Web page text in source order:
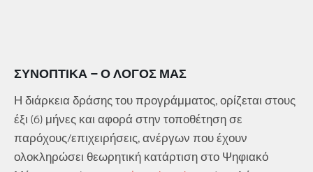
ΣΥΝΟΠΤΙΚΆ – Ο ΛΌΓΟΣ ΜΑΣ
Η διάρκεια δράσης του προγράμματος, ορίζεται στους
έξι (6) μήνες και αφορά στην τοποθέτηση σε
παρόχους/επιχειρήσεις, ανέργων που έχουν
ολοκληρώσει θεωρητική κατάρτιση στο Ψηφιακό